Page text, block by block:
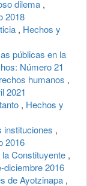
dilema ,
2018
, Hechos y
públicas en la
Número 21
humanos ,
2021
, Hechos y
instituciones ,
2016
Constituyente ,
diciembre 2016
de Ayotzinapa ,